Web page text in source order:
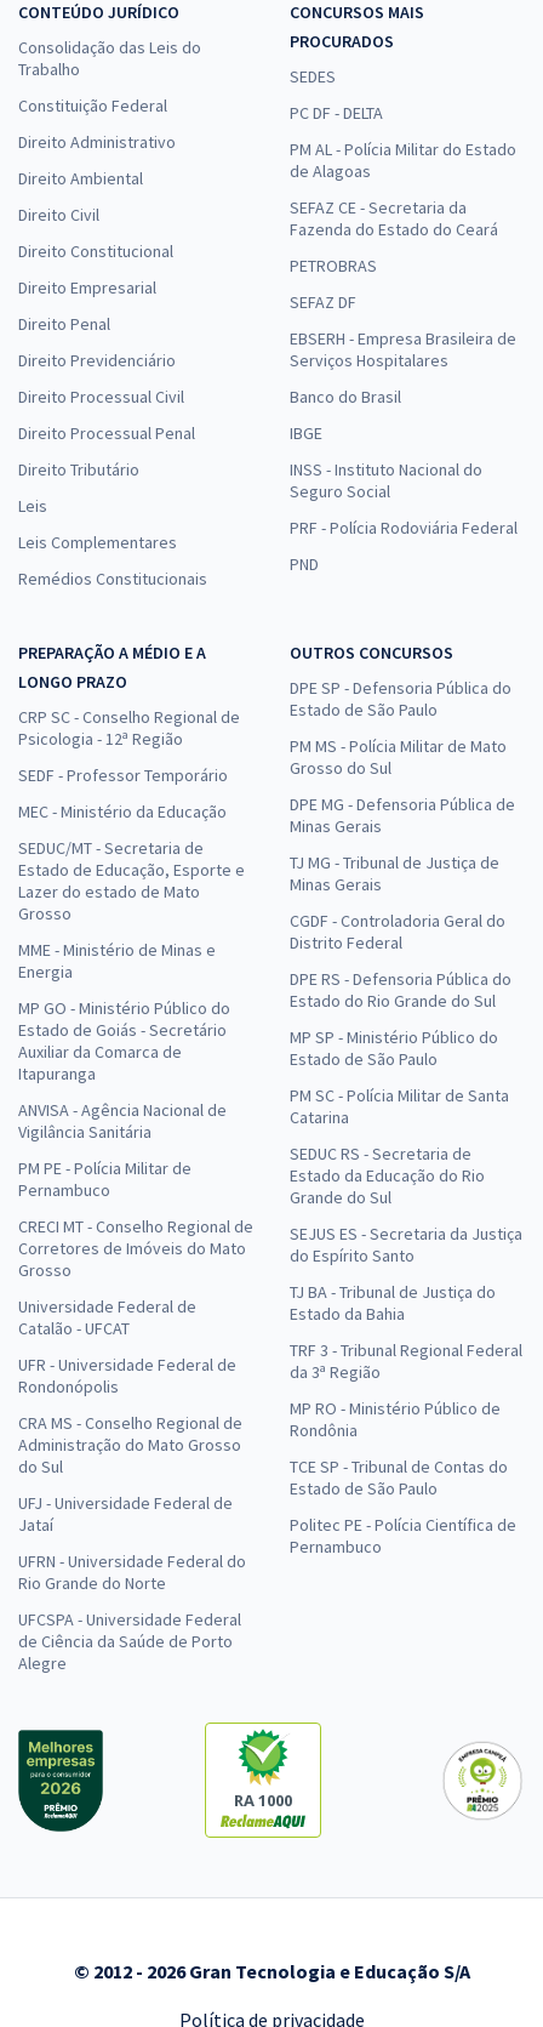
CONTEÚDO JURÍDICO
Consolidação das Leis do
Trabalho
Constituição Federal
Direito Administrativo
Direito Ambiental
Direito Civil
Direito Constitucional
Direito Empresarial
Direito Penal
Direito Previdenciário
Direito Processual Civil
Direito Processual Penal
Direito Tributário
Leis
Leis Complementares
Remédios Constitucionais
CONCURSOS MAIS
PROCURADOS
SEDES
PC DF - DELTA
PM AL - Polícia Militar do Estado
de Alagoas
SEFAZ CE - Secretaria da
Fazenda do Estado do Ceará
PETROBRAS
SEFAZ DF
EBSERH - Empresa Brasileira de
Serviços Hospitalares
Banco do Brasil
IBGE
INSS - Instituto Nacional do
Seguro Social
PRF - Polícia Rodoviária Federal
PND
PREPARAÇÃO A MÉDIO E A
LONGO PRAZO
CRP SC - Conselho Regional de
Psicologia - 12ª Região
SEDF - Professor Temporário
MEC - Ministério da Educação
SEDUC/MT - Secretaria de
Estado de Educação, Esporte e
Lazer do estado de Mato
Grosso
MME - Ministério de Minas e
Energia
MP GO - Ministério Público do
Estado de Goiás - Secretário
Auxiliar da Comarca de
Itapuranga
ANVISA - Agência Nacional de
Vigilância Sanitária
PM PE - Polícia Militar de
Pernambuco
CRECI MT - Conselho Regional de
Corretores de Imóveis do Mato
Grosso
Universidade Federal de
Catalão - UFCAT
UFR - Universidade Federal de
Rondonópolis
CRA MS - Conselho Regional de
Administração do Mato Grosso
do Sul
UFJ - Universidade Federal de
Jataí
UFRN - Universidade Federal do
Rio Grande do Norte
UFCSPA - Universidade Federal
de Ciência da Saúde de Porto
Alegre
OUTROS CONCURSOS
DPE SP - Defensoria Pública do
Estado de São Paulo
PM MS - Polícia Militar de Mato
Grosso do Sul
DPE MG - Defensoria Pública de
Minas Gerais
TJ MG - Tribunal de Justiça de
Minas Gerais
CGDF - Controladoria Geral do
Distrito Federal
DPE RS - Defensoria Pública do
Estado do Rio Grande do Sul
MP SP - Ministério Público do
Estado de São Paulo
PM SC - Polícia Militar de Santa
Catarina
SEDUC RS - Secretaria de
Estado da Educação do Rio
Grande do Sul
SEJUS ES - Secretaria da Justiça
do Espírito Santo
TJ BA - Tribunal de Justiça do
Estado da Bahia
TRF 3 - Tribunal Regional Federal
da 3ª Região
MP RO - Ministério Público de
Rondônia
TCE SP - Tribunal de Contas do
Estado de São Paulo
Politec PE - Polícia Científica de
Pernambuco
RA 1000
© 2012 - 2026 Gran Tecnologia e Educação S/A
Política de privacidade